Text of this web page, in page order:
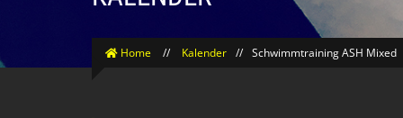
Home // Kalender // Schwimmtraining ASH Mixed